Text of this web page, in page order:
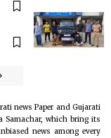
news Paper and Gujarati
Samachar, which bring its
news among every